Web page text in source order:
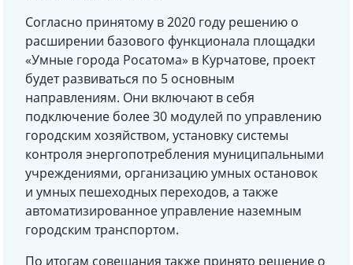
Согласно принятому в 2020 году решению о
расширении базового функционала площадки
«Умные города Росатома» в Курчатове, проект
будет развиваться по 5 основным
направлениям. Они включают в себя
подключение более 30 модулей по управлению
городским хозяйством, установку системы
контроля энергопотребления муниципальными
учреждениями, организацию умных остановок
и умных пешеходных переходов, а также
автоматизированное управление наземным
городским транспортом.
По итогам совещания также принято решение о